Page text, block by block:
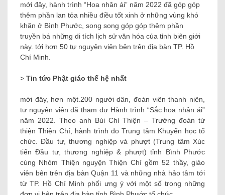
mới đây, hành trình “Hoa nhân ái” năm 2022 đã góp góp
thêm phần lan tỏa nhiều điều tốt xinh ở những vùng khó
khăn ở Bình Phước, song song góp góp thêm phần
truyền bá những di tích lịch sử văn hóa của tỉnh biên giới
này. tới hơn 50 tự nguyện viên bên trên địa bàn TP. Hồ
Chí Minh.
> Tin tức Phật giáo thế hệ nhất
mới đây, hơn một.200 người dân, đoàn viên thanh niên,
tự nguyện viên đã tham dự Hành trình “Sắc hoa nhân ái”
năm 2022. Theo anh Bùi Chí Thiện – Trưởng đoàn từ
thiện Thiện Chí, hành trình do Trung tâm Khuyến học tổ
chức. Đầu tư, thương nghiệp và phượt (Trung tâm Xúc
tiến Đầu tư, thương nghiệp & phượt) tỉnh Bình Phước
cùng Nhóm Thiện nguyện Thiện Chí gồm 52 thầy, giáo
viên bên trên địa bàn Quận 11 và những nhà hảo tâm tới
từ TP. Hồ Chí Minh phối ưng ý với một số trong những